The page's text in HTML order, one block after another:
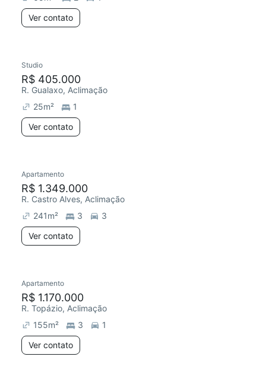
Ver contato
Studio
R$ 405.000
R. Gualaxo, Aclimação
25m²
1
Ver contato
Apartamento
R$ 1.349.000
R. Castro Alves, Aclimação
241m² 3
3
Ver contato
Apartamento
R$ 1.170.000
R. Topázio, Aclimação
155m² 3
1
Ver contato